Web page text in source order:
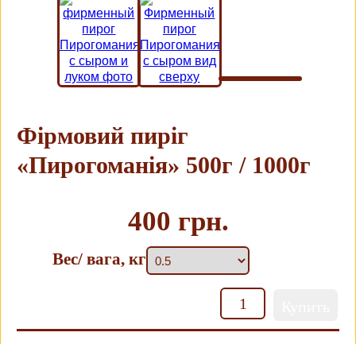
Фірмовий пиріг
«Пирогоманія» 500г / 1000г
400 грн.
Вес/ вага, кг
Кількість